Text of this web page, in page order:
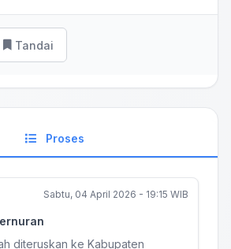
Tandai
Proses
Sabtu, 04 April 2026 - 19:15 WIB
diteruskan ke Kabupaten